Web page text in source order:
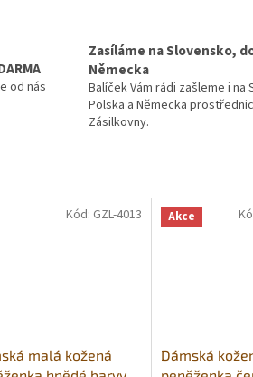
od nás
Zasíláme na Slovensko,
Německa
Balíček Vám rádi zašleme i na
Polska a Německa
Zásilkovny.
malá kožená
Kód: GZL-4013 Akce
Dámská